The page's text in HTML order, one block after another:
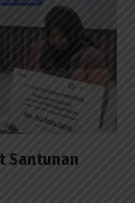
Santunan